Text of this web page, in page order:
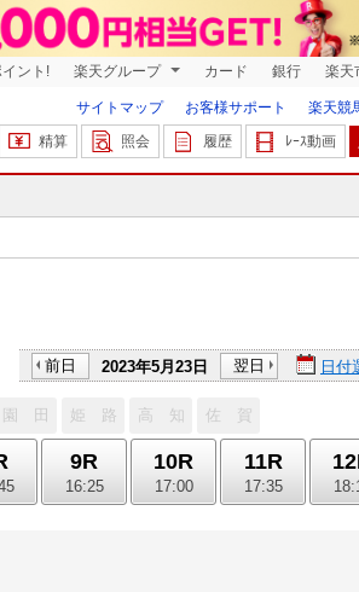
ント! 楽天グループ カード 銀行 楽天
サイトマップ お客様サポート
楽天競
精算 照会 履歴 ﾚｰｽ動画
前日 2023年5月23日 翌日 日付
園 田 姫 路 高 知
佐 賀
9R
16:25
10R
17:00
11R
17:35